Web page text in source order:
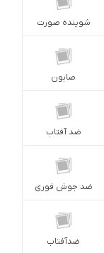
شوینده صورت
صابون
ضد آفتاب
ضد جوش فوری
ضدآفتاب